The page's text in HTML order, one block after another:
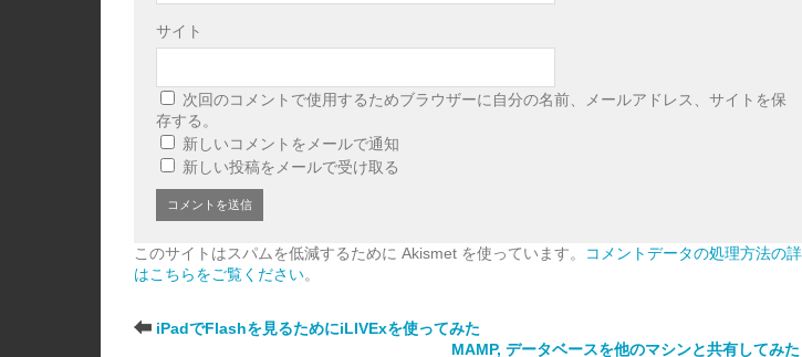
サイト
次回のコメントで使用するためブラウザーに自分の名前、メールアドレス、サイトを保
存する。
新しいコメントをメールで通知
新しい投稿をメールで受け取る
このサイトはスパムを低減するために Akismet を使っています。
コメントデータの処理方法の
はこちらをご覧ください。
iPadでFlashを見るためにiLIVExを使ってみた
MAMP, データベースを他のマシンと共有してみた